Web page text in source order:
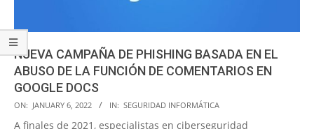
NUEVA CAMPAÑA DE PHISHING BASADA EN EL
ABUSO DE LA FUNCIÓN DE COMENTARIOS EN
GOOGLE DOCS
2022-
01-
ON: JANUARY 6, 2022 IN: SEGURIDAD INFORMÁTICA
A finales de 2021, especialistas en ciberseguridad